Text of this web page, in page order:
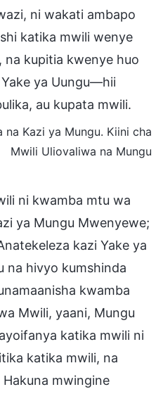
ni wakati ambapo
katika mwili wenye
na kupitia kwenye huo
ya Uungu—hii
au kupata mwili.
na Kazi ya Mungu. Kiini cha
Mwili Uliovaliwa na Mungu
ni kwamba mtu wa
ya Mungu Mwenyewe;
kazi Yake ya
na hivyo kumshinda
kwamba
Mwili, yaani, Mungu
katika mwili ni
katika mwili, na
mwingine